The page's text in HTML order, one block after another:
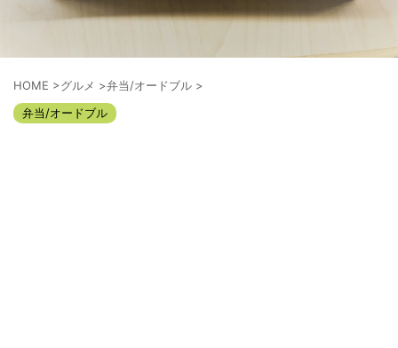
HOME >グルメ >弁当/オードブル >
弁当/オードブル